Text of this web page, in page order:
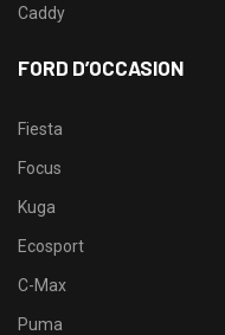
Caddy
FORD D’OCCASION
Fiesta
Focus
Kuga
Ecosport
C-Max
Puma